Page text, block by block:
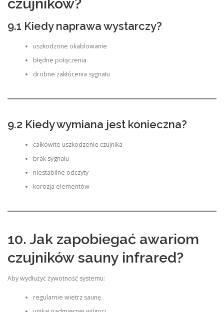
czujników?
9.1 Kiedy naprawa wystarczy?
uszkodzone okablowanie
błędne połączenia
drobne zakłócenia sygnału
9.2 Kiedy wymiana jest konieczna?
całkowite uszkodzenie czujnika
brak sygnału
niestabilne odczyty
korozja elementów
10. Jak zapobiegać awariom
czujników sauny infrared?
Aby wydłużyć żywotność systemu:
regularnie wietrz saunę